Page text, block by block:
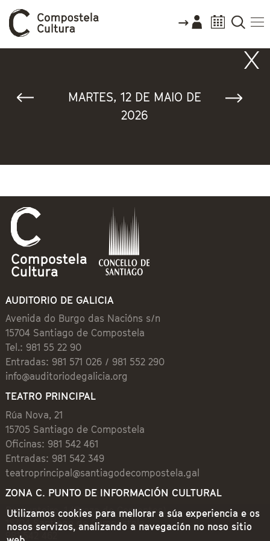
MARTES, 12 DE MAIO DE
2026
AUDITORIO DE GALICIA
Avenida do Burgo das Nacións s/n
15704 Santiago de Compostela
Tel.: 981 55 22 90
Entradas: 981 571 026 / 981 552 290
info@auditoriodegalicia.org
TEATRO PRINCIPAL
Rúa Nova, 21
15705 Santiago de Compostela
Oficinas: 981 542 461
Entradas: 981 542 349
teatroprincipal@santiagodecompostela.gal
ZONA C. PUNTO DE INFORMACIÓN CULTURAL
Preguntoiro, 1 (Praza de Cervantes)
15704 Santiago de Compostela
981 542 462
Utilizamos cookies para mellorar a súa experiencia e os
nosos servizos, analizando a navegación no noso sitio